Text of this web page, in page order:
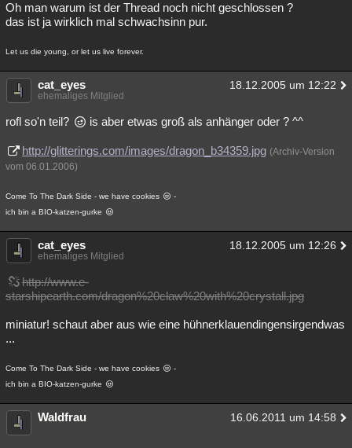
Oh man warum ist der Thread noch nicht geschlossen ?
das ist ja wirklich mal schwachsinn pur.
Let us die young, or let us live forever.
cat_eyes 18.12.2005 um 12:22
ehemaliges Mitglied
rofl so'n teil? is aber etwas groß als anhänger oder ? ^^
http://glitterings.com/images/dragon_b34359.jpg (Archiv-Version
vom 06.01.2006)
Come To The Dark Side - we have cookies
-
ich bin a BIO-katzen-gurke
cat_eyes 18.12.2005 um 12:26
ehemaliges Mitglied
http://www.e-
starshipearth.com/dragon%20claw%20with%20crystall.jpg
miniatur! schaut aber aus wie eine hühnerklauendingensirgendwas
...
Come To The Dark Side - we have cookies
-
ich bin a BIO-katzen-gurke
Waldfrau 16.06.2011 um 14:58